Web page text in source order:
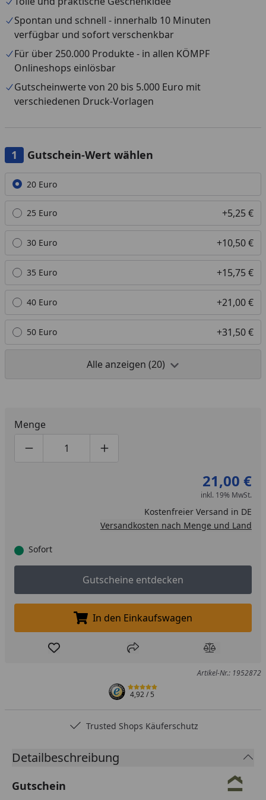
Mail. Die Auswahl der Design-Vorlagen finden Sie über
die "Gutschein drucken"-Funktion in der E-Mail.
Spontan und schnell - innerhalb 10 Minuten
verfügbar und sofort verschenkbar
Für über 250.000 Produkte - in allen KÖMPF
Onlineshops einlösbar
Gutscheinwerte von 20 bis 5.000 Euro mit
verschiedenen Druck-Vorlagen
Gutschein-Wert wählen
Alle anzeigen (20)
20 Euro
25 Euro +5,25 €
30 Euro +10,50 €
35 Euro +15,75 €
40 Euro +21,00 €
50 Euro +31,50 €
Alle anzeigen (20)
Menge
Produktmenge um eins verringern
Produktmenge manuell eingeben
Produktmenge um eins erhöhen
21,00 €
inkl. 19% MwSt.
Kostenfreier Versand in DE
Versandkosten nach Menge und Land
Sofort
Gutscheine entdecken
In den Einkaufswagen legen
In den Einkaufswagen
Produkt zur Wunschliste hinzufügen
Teilen Produkt
Artikel-Nr.: 1952872
4,92/ 5
Trusted Shops Käuferschutz
Detailbeschreibung
Gutschein